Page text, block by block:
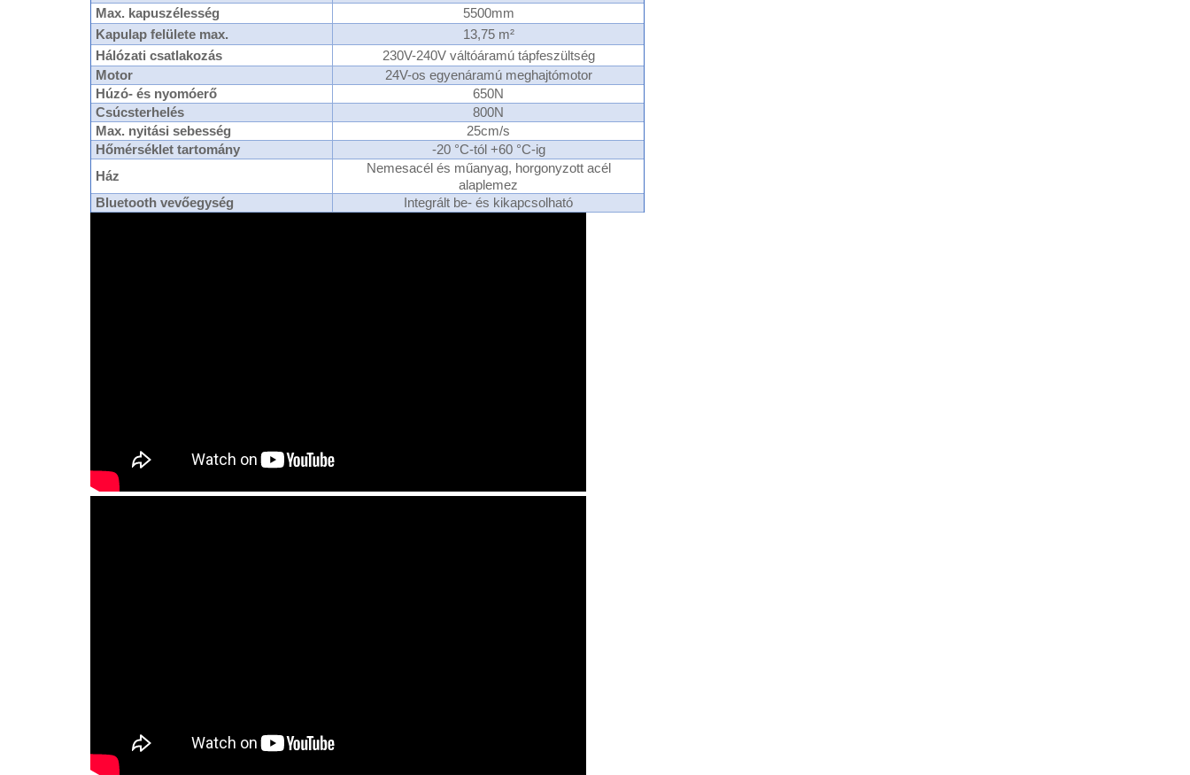
Max. kapuszélesség
5500mm
Kapulap felülete max.
13,75 m²
Hálózati csatlakozás
230V-240V váltóáramú tápfeszültség
Motor
24V-os egyenáramú meghajtómotor
Húzó- és nyomóerő
650N
Csúcsterhelés
800N
Max. nyitási sebesség
25cm/s
Hőmérséklet tartomány
-20 °C-tól +60 °C-ig
Ház
Nemesacél és műanyag, horgonyzott acél
alaplemez
Bluetooth vevőegység
Integrált be- és kikapcsolható